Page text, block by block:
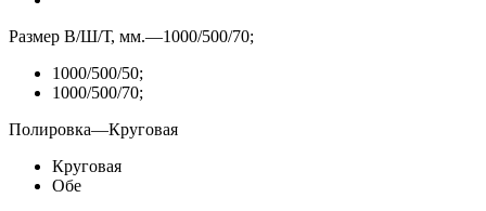
Размер В/Ш/Т, мм.—1000/500/70;
1000/500/50;
1000/500/70;
Полировка—Круговая
Круговая
Обе